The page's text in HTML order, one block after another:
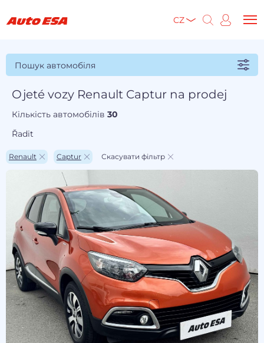
CZ
Пошук автомобіля
Ojeté vozy Renault Captur na prodej
Кількість автомобілів30
Řadit
Renault Captur Скасувати фільтр